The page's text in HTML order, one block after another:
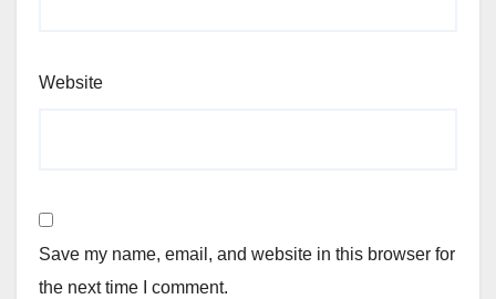
Website
Save my name, email, and website in this browser for
the next time I comment.